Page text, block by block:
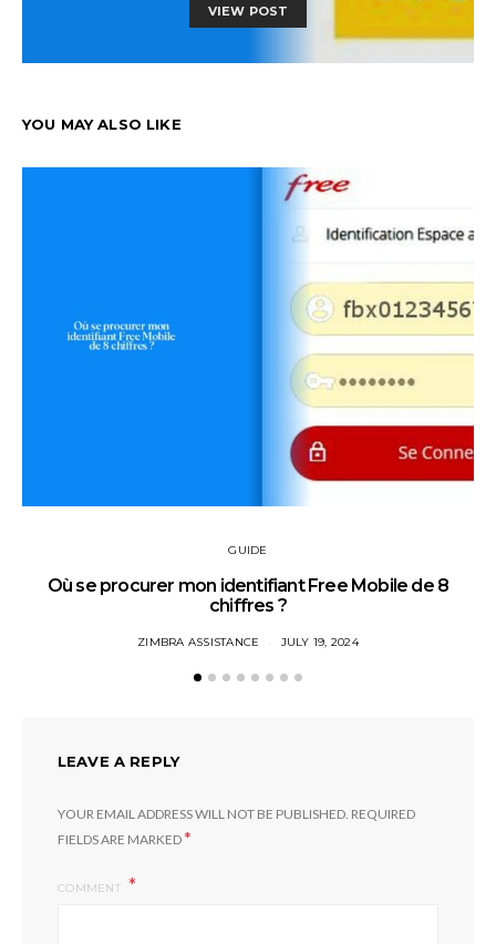
VIEW POST
YOU MAY ALSO LIKE
GUIDE
Où se procurer mon identifiant Free Mobile de 8
chiffres ?
ZIMBRA ASSISTANCE JULY 19, 2024
LEAVE A REPLY
YOUR EMAIL ADDRESS WILL NOT BE PUBLISHED. REQUIRED
FIELDS ARE MARKED*
COMMENT